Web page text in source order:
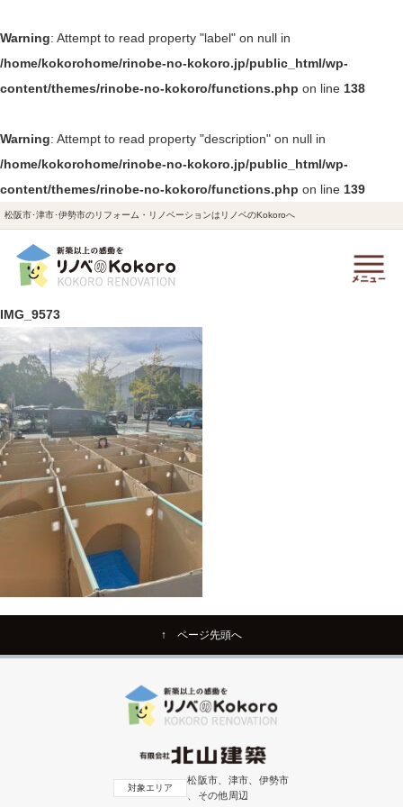
Warning: Attempt to read property "label" on null in
/home/kokorohome/rinobe-no-kokoro.jp/public_html/wp-
content/themes/rinobe-no-kokoro/functions.php on line 138
Warning: Attempt to read property "description" on null in
/home/kokorohome/rinobe-no-kokoro.jp/public_html/wp-
content/themes/rinobe-no-kokoro/functions.php on line 139
松阪市･津市･伊勢市のリフォーム・リノベーションはリノベのKokoroへ
IMG_9573
↑ ページ先頭へ
対象エリア
松阪市、津市、伊勢市
、その他周辺